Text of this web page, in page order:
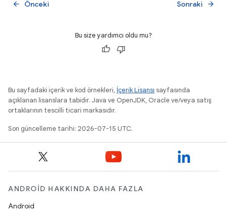
Önceki
arrow_back Sonraki arrow_forward
Bu size yardımcı oldu mu?
Bu sayfadaki içerik ve kod örnekleri, İçerik Lisansı sayfasında
açıklanan lisanslara tabidir. Java ve OpenJDK, Oracle ve/veya satış
ortaklarının tescilli ticari markasıdır.
Son güncelleme tarihi: 2026-07-15 UTC.
ANDROID HAKKINDA DAHA FAZLA
Android